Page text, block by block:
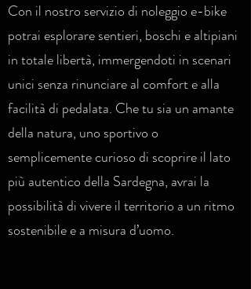
Con il nostro servizio di noleggio e-bike
potrai esplorare sentieri, boschi e altipiani
in totale libertà, immergendoti in scenari
unici senza rinunciare al comfort e alla
facilità di pedalata. Che tu sia un amante
della natura, uno sportivo o
semplicemente curioso di scoprire il lato
più autentico della Sardegna, avrai la
possibilità di vivere il territorio a un ritmo
sostenibile e a misura d’uomo.